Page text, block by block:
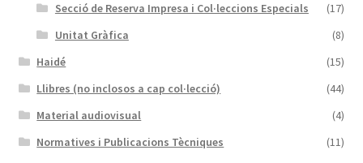
Secció de Reserva Impresa i Col·leccions Especials
(17)
Unitat Gràfica
(8)
Haidé
(15)
Llibres (no inclosos a cap col·lecció)
(44)
Material audiovisual
(4)
Normatives i Publicacions Tècniques
(11)